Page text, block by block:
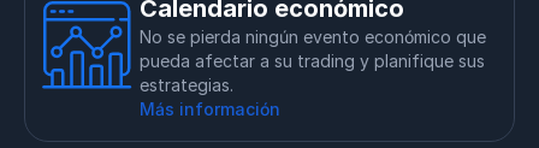
Calendario económico
No se pierda ningún evento económico que
pueda afectar a su trading y planifique sus
estrategias.
Más información